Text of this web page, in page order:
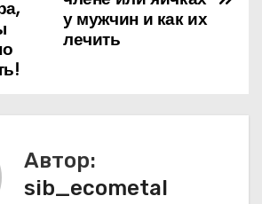
у мужчин и как их
лечить
Автор:
sib_ecometal